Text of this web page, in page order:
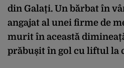
din Galați. Un bărbat în
angajat al unei firme de
murit în această
prăbușit în gol cu liftul la